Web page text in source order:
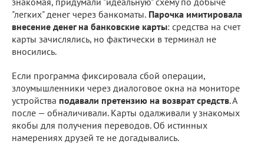
"легких" денег через банкоматы. Парочка имитировала
внесение денег на банковские карты: средства на счет
карты зачислялись, но фактически в терминал не
вносились.
Если программа фиксировала сбой операции,
злоумышленники через диалоговое окна на мониторе
устройства подавали претензию на возврат средств. А
после — обналичивали. Карты одалживали у знакомых
якобы для получения переводов. Об истинных
намерениях друзей те не догадывались.